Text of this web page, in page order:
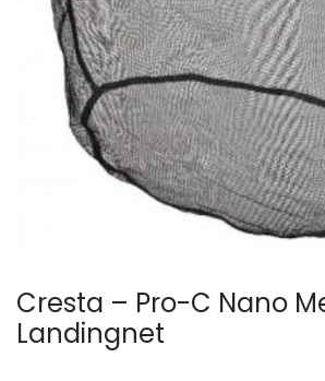
Cresta – Pro-C Nano
Landingnet